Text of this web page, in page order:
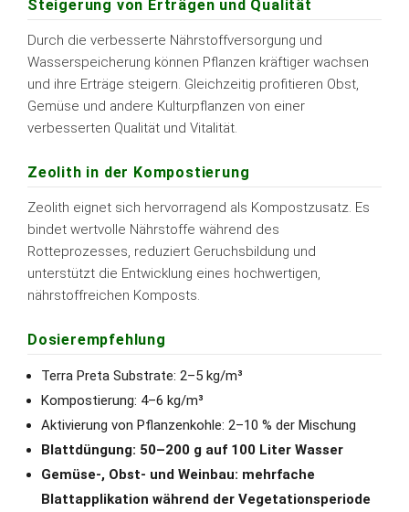
Steigerung von Erträgen und Qualität
Durch die verbesserte Nährstoffversorgung und
Wasserspeicherung können Pflanzen kräftiger wachsen
und ihre Erträge steigern. Gleichzeitig profitieren Obst,
Gemüse und andere Kulturpflanzen von einer
verbesserten Qualität und Vitalität.
Zeolith in der Kompostierung
Zeolith eignet sich hervorragend als Kompostzusatz. Es
bindet wertvolle Nährstoffe während des
Rotteprozesses, reduziert Geruchsbildung und
unterstützt die Entwicklung eines hochwertigen,
nährstoffreichen Komposts.
Dosierempfehlung
Terra Preta Substrate: 2–5 kg/m³
Kompostierung: 4–6 kg/m³
Aktivierung von Pflanzenkohle: 2–10 % der Mischung
Blattdüngung: 50–200 g auf 100 Liter Wasser
Gemüse-, Obst- und Weinbau: mehrfache
Blattapplikation während der Vegetationsperiode